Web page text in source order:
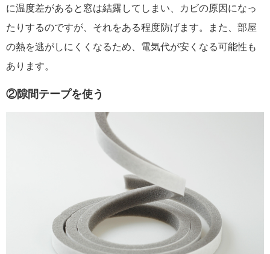
に温度差があると窓は結露してしまい、カビの原因になっ
たりするのですが、それをある程度防げます。また、部屋
の熱を逃がしにくくなるため、電気代が安くなる可能性も
あります。
②隙間テープを使う